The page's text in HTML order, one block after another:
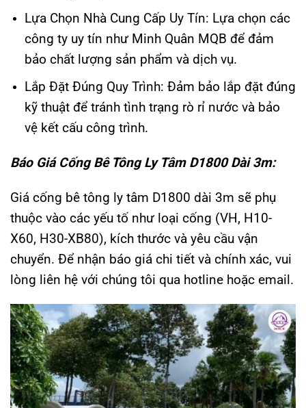
Lựa Chọn Nhà Cung Cấp Uy Tín: Lựa chọn các
công ty uy tín như Minh Quân MQB để đảm
bảo chất lượng sản phẩm và dịch vụ.
Lắp Đặt Đúng Quy Trình: Đảm bảo lắp đặt đúng
kỹ thuật để tránh tình trạng rò rỉ nước và bảo
vệ kết cấu công trình.
Báo Giá Cống Bê Tông Ly Tâm D1800 Dài 3m:
Giá cống bê tông ly tâm D1800 dài 3m sẽ phụ
thuộc vào các yếu tố như loại cống (VH, H10-
X60, H30-XB80), kích thước và yêu cầu vận
chuyển. Để nhận báo giá chi tiết và chính xác, vui
lòng liên hệ với chúng tôi qua hotline hoặc email.